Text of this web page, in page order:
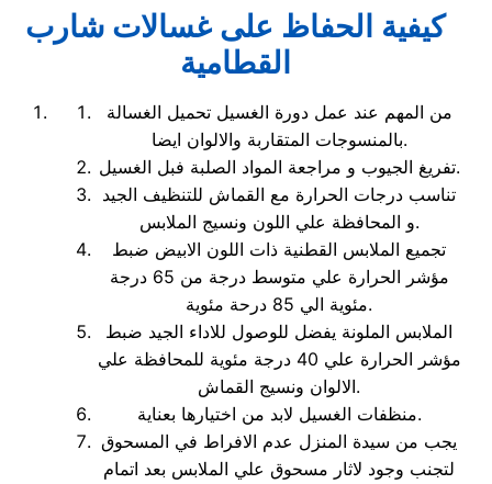
كيفية الحفاظ على غسالات شارب
القطامية
من المهم عند عمل دورة الغسيل تحميل الغسالة
بالمنسوجات المتقاربة والالوان ايضا.
تفريغ الجيوب و مراجعة المواد الصلبة فبل الغسيل.
تناسب درجات الحرارة مع القماش للتنظيف الجيد
و المحافظة علي اللون ونسيج الملابس.
تجميع الملابس القطنية ذات اللون الابيض ضبط
مؤشر الحرارة علي متوسط درجة من 65 درجة
مئوية الي 85 درحة مئوية.
الملابس الملونة يفضل للوصول للاداء الجيد ضبط
مؤشر الحرارة علي 40 درجة مئوية للمحافظة علي
الالوان ونسيج القماش.
منظفات الغسيل لابد من اختيارها بعناية.
يجب من سيدة المنزل عدم الافراط في المسحوق
لتجنب وجود لاثار مسحوق علي الملابس بعد اتمام